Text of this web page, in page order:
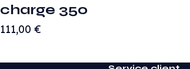
charge 350
111,00€